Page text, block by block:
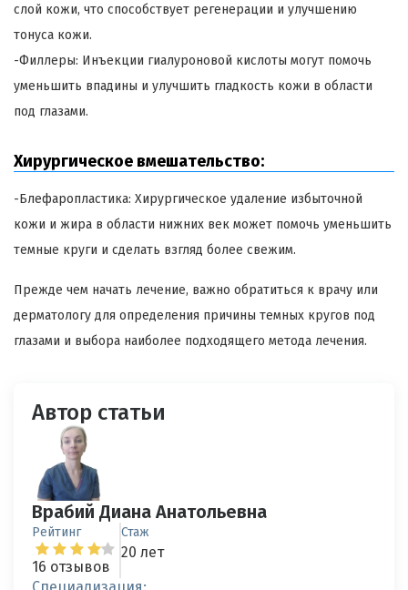
слой кожи, что способствует регенерации и улучшению
тонуса кожи.
-Филлеры: Инъекции гиалуроновой кислоты могут помочь
уменьшить впадины и улучшить гладкость кожи в области
под глазами.
Хирургическое вмешательство:
-Блефаропластика: Хирургическое удаление избыточной
кожи и жира в области нижних век может помочь уменьшить
темные круги и сделать взгляд более свежим.
Прежде чем начать лечение, важно обратиться к врачу или
дерматологу для определения причины темных кругов под
глазами и выбора наиболее подходящего метода лечения.
Автор статьи
Врабий Диана Анатольевна
Рейтинг
16 отзывов
Стаж
20 лет
Специализация: